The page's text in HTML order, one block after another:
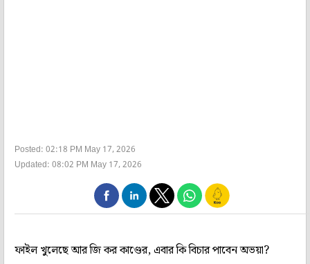
Posted: 02:18 PM May 17, 2026
Updated: 08:02 PM May 17, 2026
ফাইল খুলেছে আর জি কর কাণ্ডের, এবার কি বিচার পাবেন অভয়া?